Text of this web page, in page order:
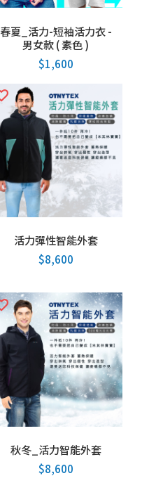
春夏_活力-短袖活力衣 -
男女款 ( 素色 )
$1,600
活力彈性智能外套
$8,600
秋冬_活力智能外套
$8,600